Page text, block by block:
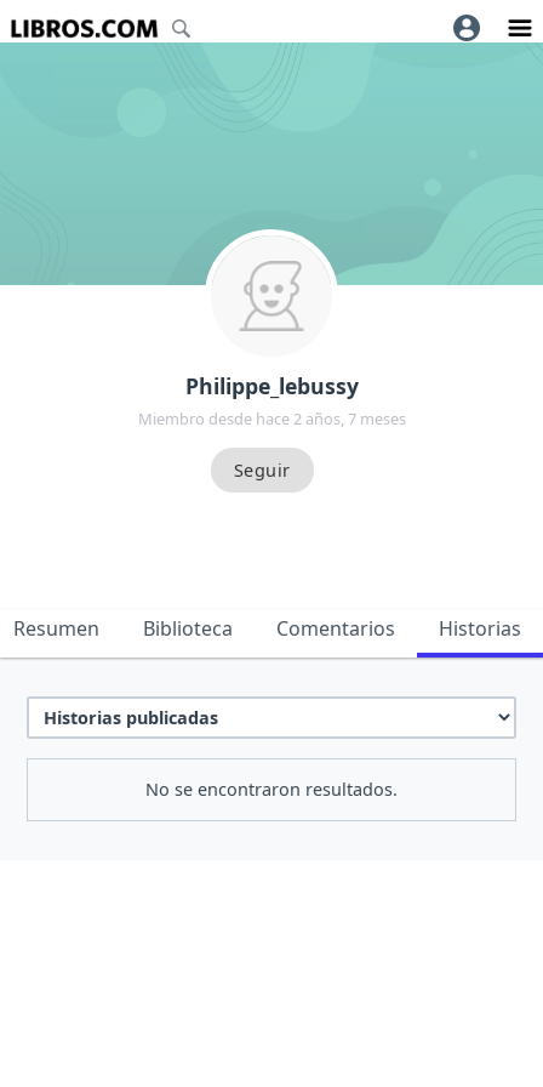
Philippe_lebussy
Miembro desde hace 2 años, 7 meses
Resumen Biblioteca Comentarios Historias
No se encontraron resultados.